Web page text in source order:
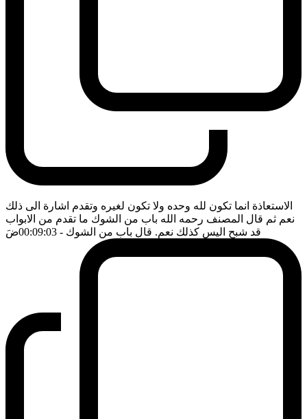
الاستعاذة انما تكون لله وحده ولا تكون لغيره وتقدم اشارة الى ذلك
نعم ثم قال المصنف رحمه الله باب من الشوك ما تقدم من الابواب
قد شبح اليس كذلك نعم. قال باب من الشوك - 00:09:03 ضَ